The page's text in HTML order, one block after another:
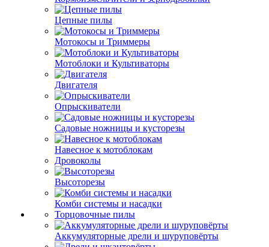
Цепные пилы
Мотокосы и Триммеры
Мотоблоки и Культиваторы
Двигателя
Опрыскиватели
Садовые ножницы и кусторезы
Навесное к мотоблокам
Дровоколы
Высоторезы
Комби системы и насадки
Торцовочные пилы
Аккумуляторные дрели и шуруповёрты